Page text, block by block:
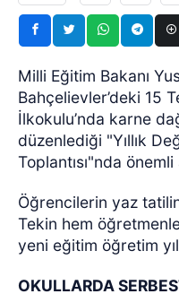
Milli Eğitim Bakanı
Bahçelievler’deki 15
İlkokulu’nda karne
düzenlediği "Yıllık
Toplantısı"nda
Öğrencilerin yaz
Tekin hem
yeni eğitim öğretim
OKULLARDA